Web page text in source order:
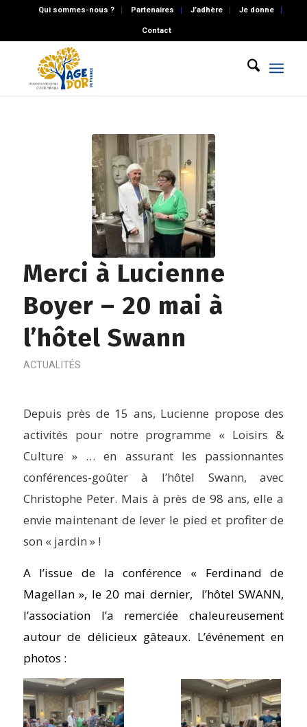
Qui sommes-nous ? Partenaires J’adhère Je donne
Contact
Merci à Lucienne
Boyer – 20 mai à
l’hôtel Swann
ACTUALITÉS
Depuis près de 15 ans, Lucienne propose des
activités pour notre programme « Loisirs &
Culture » … en assurant les passionnantes
conférences-goûter à l’hôtel Swann, avec
Christophe Peter. Mais à près de 98 ans, elle a
envie maintenant de lever le pied et profiter de
son « jardin » !
A l’issue de la conférence « Ferdinand de
Magellan », le 20 mai dernier, l’hôtel SWANN,
l’association l’a remerciée chaleureusement
autour de délicieux gâteaux. L’événement en
photos :